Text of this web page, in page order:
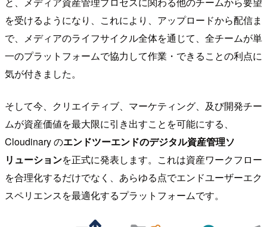
を受けるようになり、これにより、アップロードから配信ま
で、メディアのライフサイクル全体を通じて、全チームが単
一のプラットフォームで協力して作業・できることの利点に
気が付きました。
そして今、クリエイティブ、マーケティング、及び開発チー
ムが資産価値を最大限に引き出すことを可能にする、
Cloudinary のエンドツーエンドのデジタル資産管理ソ
リューションを正式に発表します。これは資産ワークフロー
を合理化するだけでなく、あらゆる点でエンドユーザーエク
スペリエンスを最適化するプラットフォームです。